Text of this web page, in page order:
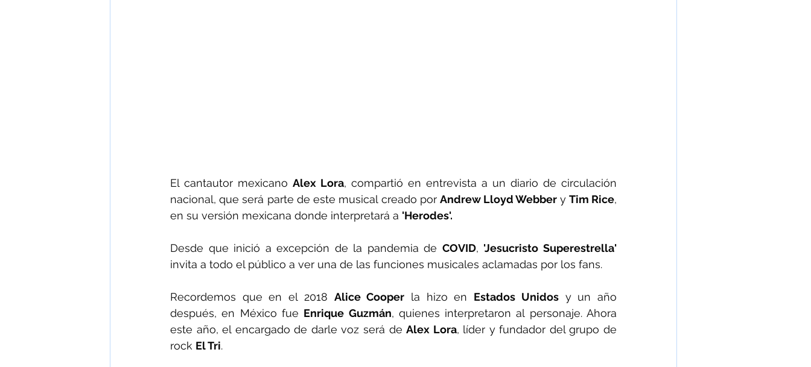
El cantautor mexicano Alex Lora, compartió en entrevista a un diario de circulación
nacional, que será parte de este musical creado por Andrew Lloyd Webber y Tim Rice,
en su versión mexicana donde interpretará a 'Herodes'.
Desde que inició a excepción de la pandemia de COVID, 'Jesucristo Superestrella'
invita a todo el público a ver una de las funciones musicales aclamadas por los fans.
Recordemos que en el 2018 Alice Cooper la hizo en Estados Unidos y un año
después, en México fue Enrique Guzmán, quienes interpretaron al personaje. Ahora
este año, el encargado de darle voz será de Alex Lora, líder y fundador del grupo de
rock El Tri.